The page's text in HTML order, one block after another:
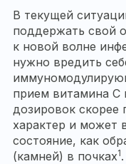
В текущей
поддержать свой
к новой волне
нужно вредить
прием витамина
дозировок скорее
характер и может
состояние, как
(камней) в почках1.